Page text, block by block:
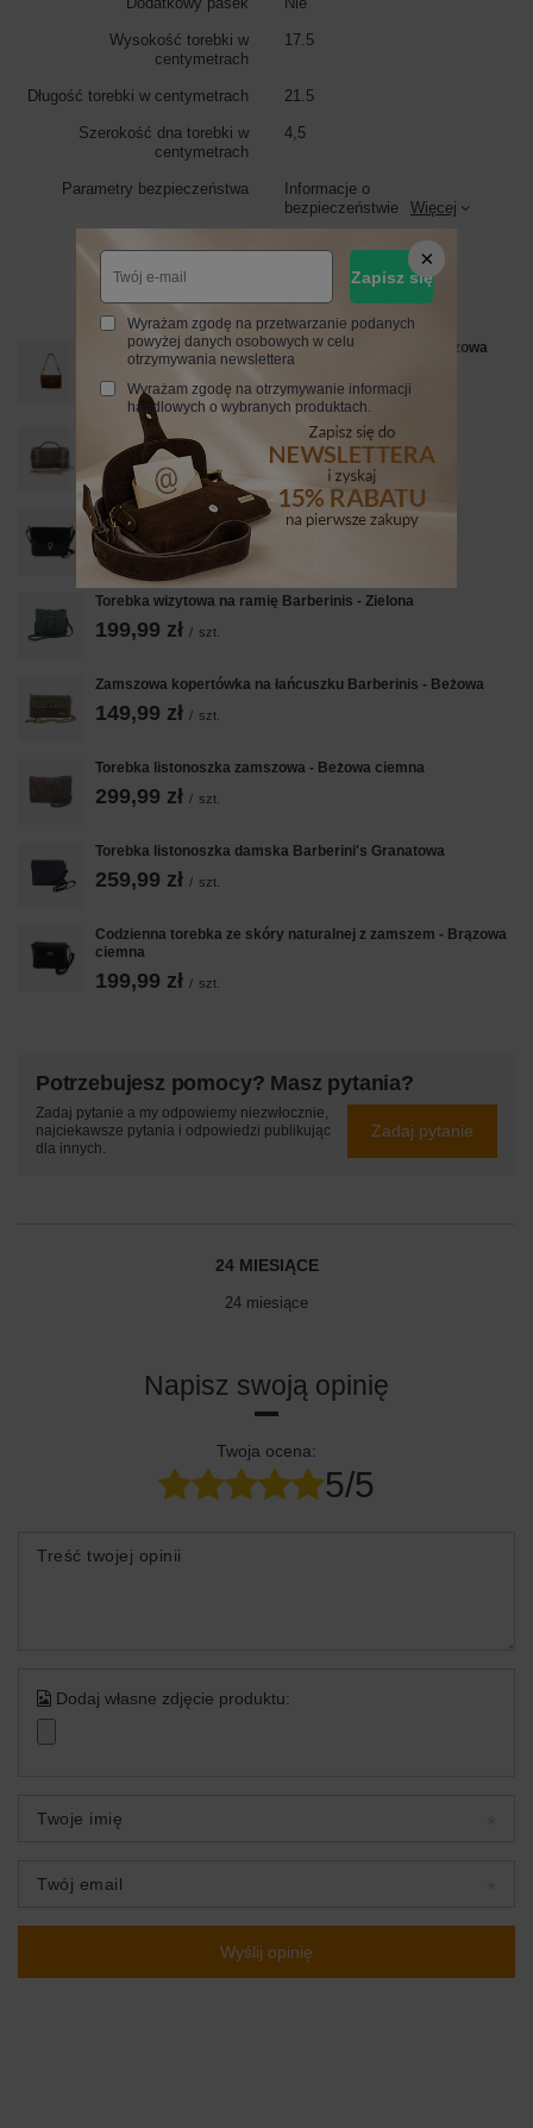
Wysokość torebki w
centymetrach
17.5
Długość torebki w centymetrach 21.5
Szerokość dna torebki w
centymetrach
4,5
Parametry bezpieczeństwa
Informacje o
bezpieczeństwie
Więcej
Zobacz również
Pojemna torebka listonoszka ze skóry i zamszu - Brązowa
jasna
249,99 zł / szt.
Zamszowa torebka Barberinis wizytowa - Beżowa
149,99 zł / szt.
Torebka Barberinis ze złotym zapięciem - Czarna
229,99 zł / szt.
Torebka wizytowa na ramię Barberinis - Zielona
199,99 zł / szt.
Zamszowa kopertówka na łańcuszku Barberinis - Beżowa
149,99 zł / szt.
Torebka listonoszka zamszowa - Beżowa ciemna
299,99 zł / szt.
Torebka listonoszka damska Barberini's Granatowa
259,99 zł / szt.
Codzienna torebka ze skóry naturalnej z zamszem - Brązowa
ciemna
199,99 zł / szt.
Potrzebujesz pomocy? Masz pytania?
Zadaj pytanie a my odpowiemy niezwłocznie,
najciekawsze pytania i odpowiedzi publikując
dla innych.
Zadaj pytanie
24 MIESIĄCE
24 miesiące
Napisz swoją opinię
Twoja ocena:
5/5
Treść twojej opinii
Dodaj własne zdjęcie produktu:
Twoje imię
Twój email
Wyślij opinię
Zapisz się
Wyrażam zgodę na przetwarzanie podanych
powyżej danych osobowych w celu
otrzymywania newslettera
Wyrażam zgodę na otrzymywanie informacji
handlowych o wybranych produktach.